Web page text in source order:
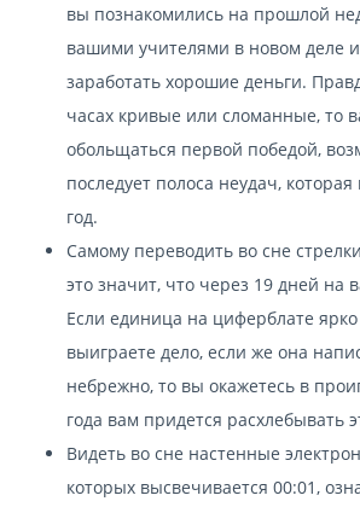
вы познакомились на прошлой
вашими учителями в новом деле
заработать хорошие деньги.
часах кривые или сломанные, то
обольщаться первой победой,
последует полоса неудач,
год.
Самому переводить во сне
это значит, что через 19 дней на
Если единица на циферблате
выиграете дело, если же она
небрежно, то вы окажетесь в
года вам придется расхлебывать
Видеть во сне настенные
которых высвечивается 00:01,